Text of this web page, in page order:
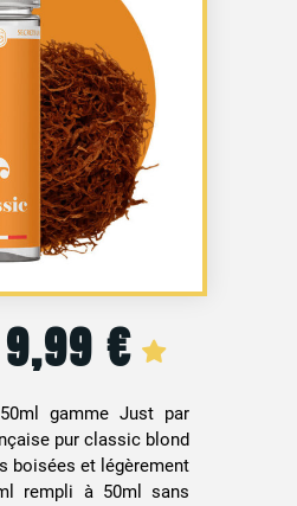
Le
initial
était :
9,99€Le
actuel
est :
gamme Just par
pur classic blond
boisées et légèrement
rempli à 50ml sans